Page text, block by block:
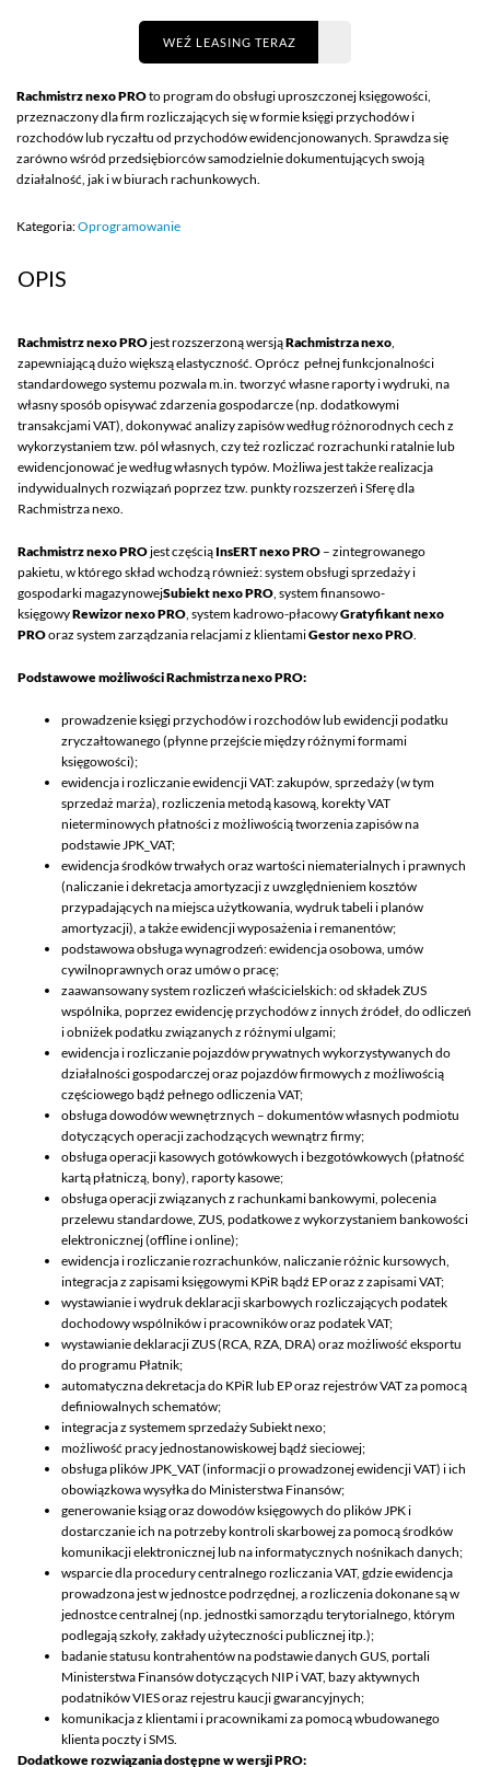
WEŹ LEASING TERAZ
Rachmistrz nexoPROto program do obsługi uproszczonej księgowości,
przeznaczony dla firm rozliczających się w formie księgi przychodów i
rozchodów lub ryczałtu od przychodów ewidencjonowanych. Sprawdza się
zarówno wśród przedsiębiorców samodzielnie dokumentujących swoją
działalność, jak i w biurach rachunkowych.
Kategoria:Oprogramowanie
OPIS
Rachmistrz nexo PROjest rozszerzoną wersjąRachmistrza nexo,
zapewniającą dużo większą elastyczność. Oprócz pełnej funkcjonalności
standardowego systemu pozwala m.in. tworzyć własne raporty i wydruki, na
własny sposób opisywać zdarzenia gospodarcze (np. dodatkowymi
transakcjami VAT), dokonywać analizy zapisów według różnorodnych cech z
wykorzystaniem tzw. pól własnych, czy też rozliczać rozrachunki ratalnie lub
ewidencjonować je według własnych typów. Możliwa jest także realizacja
indywidualnych rozwiązań poprzez tzw. punkty rozszerzeń i Sferę dla
Rachmistrza nexo.
Rachmistrz nexo PROjest częściąInsERT nexo PRO – zintegrowanego
pakietu, w którego skład wchodzą również: system obsługi sprzedaży i
gospodarki magazynowejSubiekt nexo PRO, system finansowo-
księgowyRewizor nexo PRO, system kadrowo-płacowyGratyfikant nexo
PROoraz system zarządzania relacjami z klientamiGestor nexoPRO.
Podstawowe możliwości Rachmistrza nexo PRO:
prowadzenie księgi przychodów i rozchodów lub ewidencji podatku
zryczałtowanego (płynne przejście między różnymi formami
księgowości);
ewidencja i rozliczanie ewidencji VAT: zakupów, sprzedaży (w tym
sprzedaż marża), rozliczenia metodą kasową, korekty VAT
nieterminowych płatności z możliwością tworzenia zapisów na
podstawie JPK_VAT;
ewidencja środków trwałych oraz wartości niematerialnych i prawnych
(naliczanie i dekretacja amortyzacji z uwzględnieniem kosztów
przypadających na miejsca użytkowania, wydruk tabeli i planów
amortyzacji), a także ewidencji wyposażenia i remanentów;
podstawowa obsługa wynagrodzeń: ewidencja osobowa, umów
cywilnoprawnych oraz umów o pracę;
zaawansowany system rozliczeń właścicielskich: od składek ZUS
wspólnika, poprzez ewidencję przychodów z innych źródeł, do odliczeń
i obniżek podatku związanych z różnymi ulgami;
ewidencja i rozliczanie pojazdów prywatnych wykorzystywanych do
działalności gospodarczej oraz pojazdów firmowych z możliwością
częściowego bądź pełnego odliczenia VAT;
obsługa dowodów wewnętrznych – dokumentów własnych podmiotu
dotyczących operacji zachodzących wewnątrz firmy;
obsługa operacji kasowych gotówkowych i bezgotówkowych (płatność
kartą płatniczą, bony), raporty kasowe;
obsługa operacji związanych z rachunkami bankowymi, polecenia
przelewu standardowe, ZUS, podatkowe z wykorzystaniem bankowości
elektronicznej (offline i online);
ewidencja i rozliczanie rozrachunków, naliczanie różnic kursowych,
integracja z zapisami księgowymi KPiR bądź EP oraz z zapisami VAT;
wystawianie i wydruk deklaracji skarbowych rozliczających podatek
dochodowy wspólników i pracowników oraz podatek VAT;
wystawianie deklaracji ZUS (RCA, RZA, DRA) oraz możliwość eksportu
do programu Płatnik;
automatyczna dekretacja do KPiR lub EP oraz rejestrów VAT za pomocą
definiowalnych schematów;
integracja z systemem sprzedaży Subiekt nexo;
możliwość pracy jednostanowiskowej bądź sieciowej;
obsługa plików JPK_VAT (informacji o prowadzonej ewidencji VAT) i ich
obowiązkowa wysyłka do Ministerstwa Finansów;
generowanie ksiąg oraz dowodów księgowych do plików JPK i
dostarczanie ich na potrzeby kontroli skarbowej za pomocą środków
komunikacji elektronicznej lub na informatycznych nośnikach danych;
wsparcie dla procedury centralnego rozliczania VAT, gdzie ewidencja
prowadzona jest w jednostce podrzędnej, a rozliczenia dokonane są w
jednostce centralnej (np. jednostki samorządu terytorialnego, którym
podlegają szkoły, zakłady użyteczności publicznej itp.);
badanie statusu kontrahentów na podstawie danych GUS, portali
Ministerstwa Finansów dotyczących NIP i VAT, bazy aktywnych
podatników VIES oraz rejestru kaucji gwarancyjnych;
komunikacja z klientami i pracownikami za pomocą wbudowanego
klienta poczty i SMS.
Dodatkowe rozwiązania dostępne w wersji PRO: